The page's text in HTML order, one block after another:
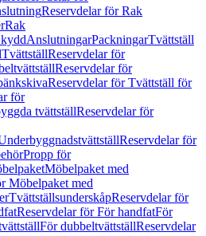
Reservdelar för Rak
Rak
AnslutningarPackningarTvättställ
TvättställReservdelar för
Reservdelar för
Reservdelar för Tvättställ för
för
tvättställReservdelar för
Reservdelar för
Propp för
Möbelpaket med
Möbelpaket med
TvättställsunderskåpReservdelar för
Reservdelar för För handfatFör
För dubbeltvättställReservdelar